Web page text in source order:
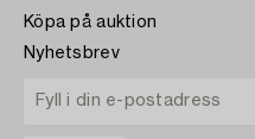
Köpa på auktion
Nyhetsbrev